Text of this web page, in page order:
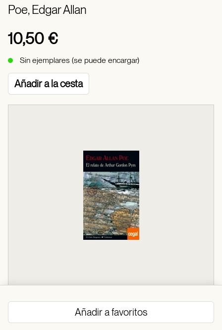
Poe, Edgar Allan
10,50 €
Sin ejemplares (se puede encargar)
Añadir a la cesta
Añadir a favoritos